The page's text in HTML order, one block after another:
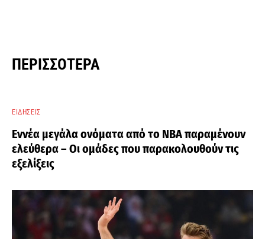
ΠΕΡΙΣΣΌΤΕΡΑ
ΕΙΔΉΣΕΙΣ
Εννέα μεγάλα ονόματα από το ΝΒΑ παραμένουν
ελεύθερα – Οι ομάδες που παρακολουθούν τις
εξελίξεις